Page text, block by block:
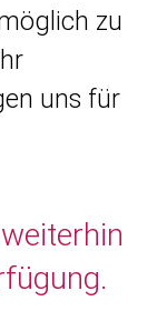
zu
uns für